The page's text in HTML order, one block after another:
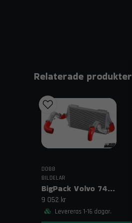
Relaterade produkter
DO88
BILDELAR
BigPack Volvo 740/940 Turbo (92–98) Röd – 76 mm spjällhus
9 052 kr
Levereras 1-16 dagar.